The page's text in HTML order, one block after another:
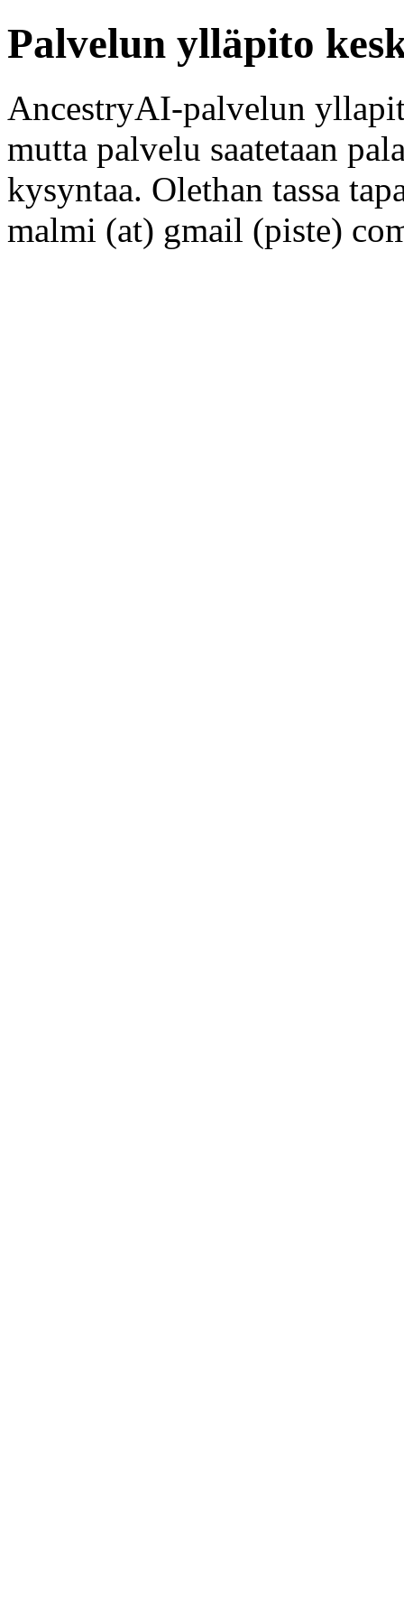
Palvelun ylläpito
AncestryAI-palvelun
mutta palvelu saatetaan
kysyntaa. Olethan tassa
malmi (at) gmail (piste)